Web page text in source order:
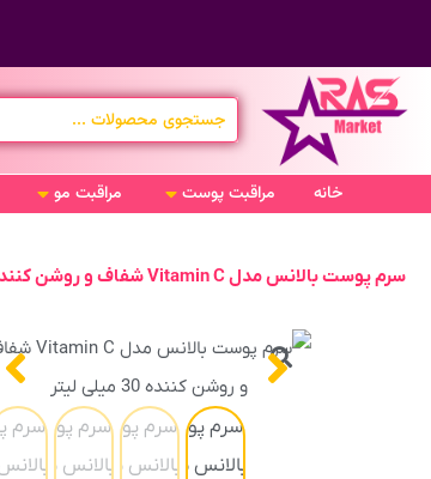
خانه مراقبت پوست مراقبت مو
سرم پوست بالانس مدل Vitamin C شفاف و روشن کننده 30 میلی لیتر